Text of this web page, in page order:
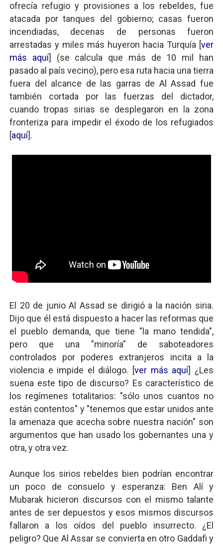
ofrecía refugio y provisiones a los rebeldes, fue
atacada por tanques del gobierno; casas fueron
incendiadas, decenas de personas fueron
arrestadas y miles más huyeron hacia Turquía [ver
más aquí] (se calcula que más de 10 mil han
pasado al país vecino), pero esa ruta hacia una tierra
fuera del alcance de las garras de Al Assad fue
también cortada por las fuerzas del dictador,
cuando tropas sirias se desplegaron en la zona
fronteriza para impedir el éxodo de los refugiados
[aquí].
El 20 de junio Al Assad se dirigió a la nación siria.
Dijo que él está dispuesto a hacer las reformas que
el pueblo demanda, que tiene "la mano tendida",
pero que una "minoría" de saboteadores
controlados por poderes extranjeros incita a la
violencia e impide el diálogo. [ver más aquí] ¿Les
suena este tipo de discurso? Es característico de
los regímenes totalitarios: "sólo unos cuantos no
están contentos" y "tenemos que estar unidos ante
la amenaza que acecha sobre nuestra nación" son
argumentos que han usado los gobernantes una y
otra, y otra vez.
Aunque los sirios rebeldes bien podrían encontrar
un poco de consuelo y esperanza: Ben Alí y
Mubarak hicieron discursos con el mismo talante
antes de ser depuestos y esos mismos discursos
fallaron a los oídos del pueblo insurrecto. ¿El
peligro? Que Al Assar se convierta en otro Gaddafi y